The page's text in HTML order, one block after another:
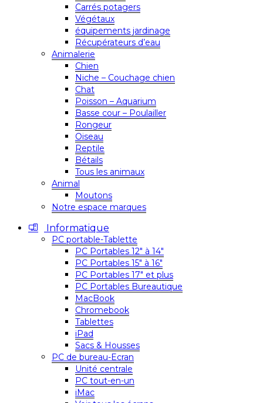
Carrés potagers
Végétaux
équipements jardinage
Récupérateurs d’eau
Animalerie
Chien
Niche – Couchage chien
Chat
Poisson – Aquarium
Basse cour – Poulailler
Rongeur
Oiseau
Reptile
Bétails
Tous les animaux
Animal
Moutons
Notre espace marques
Informatique
PC portable-Tablette
PC Portables 12″ à 14″
PC Portables 15″ à 16″
PC Portables 17″ et plus
PC Portables Bureautique
MacBook
Chromebook
Tablettes
iPad
Sacs & Housses
PC de bureau-Ecran
Unité centrale
PC tout-en-un
iMac